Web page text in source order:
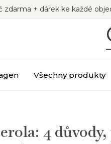
zdarma + dárek ke každé
Všechny produkty
4